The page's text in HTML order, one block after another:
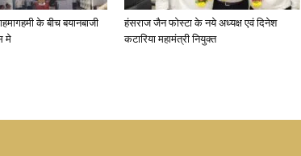
के बीच बयानबाजी
मे
हंसराज जैन फोस्टा के नये अध्यक्ष एवं दिनेश
कटारिया महामंत्री नियुक्त